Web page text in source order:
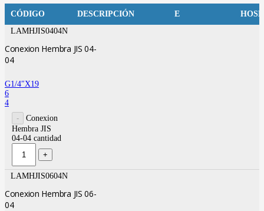
CÓDIGO DESCRIPCIÓN E
LAMHJIS0404N
Conexion Hembra JIS 04-
04
G1/4″X19
6
4
Conexion
Hembra JIS
04-04 cantidad
LAMHJIS0604N
Conexion Hembra JIS 06-
04